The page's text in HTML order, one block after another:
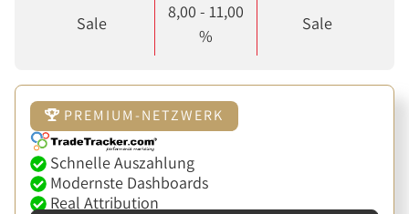
Sale
8,00 - 11,00
%
Sale
PREMIUM-NETZWERK
Schnelle Auszahlung
Modernste Dashboards
Real Attribution